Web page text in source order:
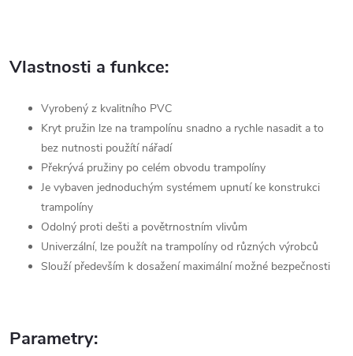
Vlastnosti a funkce:
Vyrobený z kvalitního PVC
Kryt pružin lze na trampolínu snadno a rychle nasadit a to
bez nutnosti použítí nářadí
Překrývá pružiny po celém obvodu trampolíny
Je vybaven jednoduchým systémem upnutí ke konstrukci
trampolíny
Odolný proti dešti a povětrnostním vlivům
Univerzální, lze použít na trampolíny od různých výrobců
Slouží především k dosažení maximální možné bezpečnosti
Parametry: